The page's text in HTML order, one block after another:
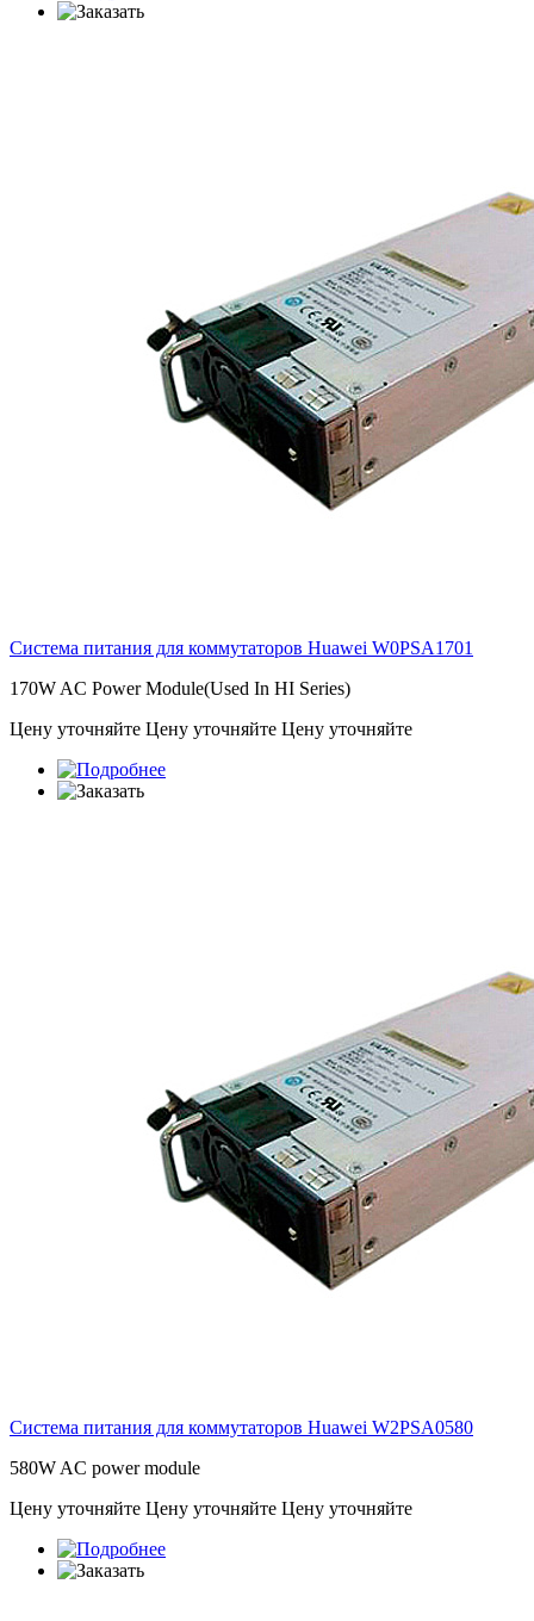
Система питания для коммутаторов Huawei W0PSA1701
170W AC Power Module(Used In HI Series)
Цену уточняйте Цену уточняйте Цену уточняйте
Система питания для коммутаторов Huawei W2PSA0580
580W AC power module
Цену уточняйте Цену уточняйте Цену уточняйте